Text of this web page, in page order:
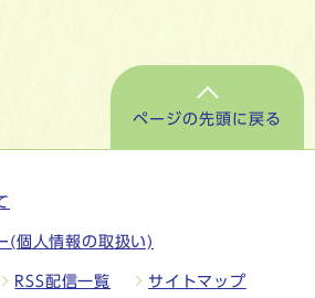
ページの先頭に戻る
(個人情報の取扱い)
RSS配信一覧 サイトマップ